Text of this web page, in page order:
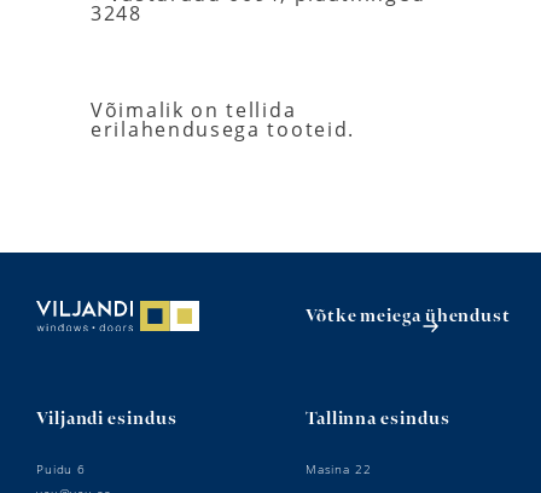
3248
Võimalik on tellida
erilahendusega tooteid.
Võtke meiega ühendust
Viljandi esindus
Puidu 6
Tallinna esindus
Masina 22